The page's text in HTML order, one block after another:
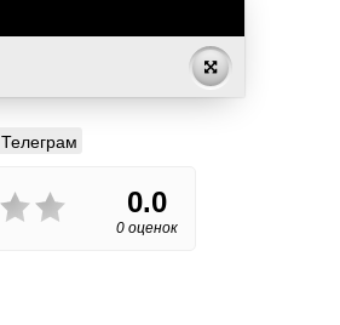
Телеграм
0.0
0 оценок